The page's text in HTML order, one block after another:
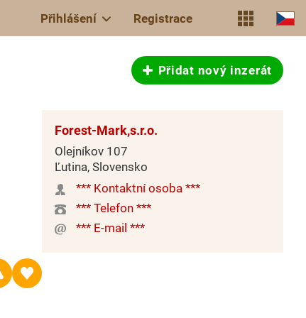
Přihlášení Registrace
Přidat nový inzerát
Forest-Mark,s.r.o.
Olejníkov 107
Ľutina, Slovensko
*** Kontaktní osoba ***
*** Telefon ***
*** E-mail ***